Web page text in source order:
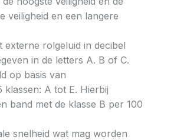
veiligheid en een langere
externe rolgeluid in decibel
in de letters A. B of C.
op basis van
klassen: A tot E. Hierbij
band met de klasse B per 100
snelheid wat mag worden